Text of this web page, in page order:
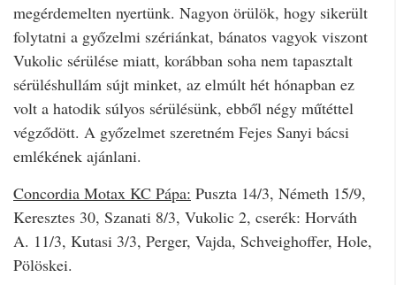
megérdemelten nyertünk. Nagyon örülök, hogy sikerült
folytatni a győzelmi szériánkat, bánatos vagyok viszont
Vukolic sérülése miatt, korábban soha nem tapasztalt
sérüléshullám sújt minket, az elmúlt hét hónapban ez
volt a hatodik súlyos sérülésünk, ebből négy műtéttel
végződött. A győzelmet szeretném Fejes Sanyi bácsi
emlékének ajánlani.
Concordia Motax KC Pápa: Puszta 14/3, Németh 15/9,
Keresztes 30, Szanati 8/3, Vukolic 2, cserék: Horváth
A. 11/3, Kutasi 3/3, Perger, Vajda, Schveighoffer, Hole,
Pölöskei.